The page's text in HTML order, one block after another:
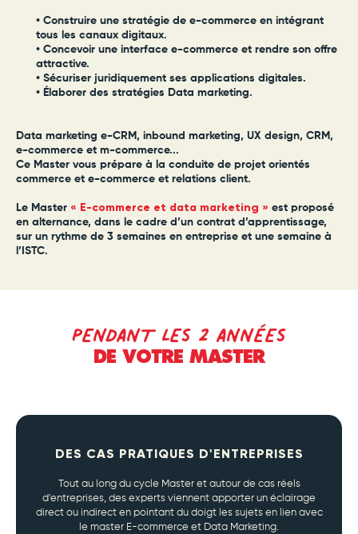
• Construire une stratégie de e-commerce en intégrant
tous les canaux digitaux.
• Concevoir une interface e-commerce et rendre son offre
attractive.
• Sécuriser juridiquement ses applications digitales.
• Élaborer des stratégies Data marketing.
Data marketing e-CRM, inbound marketing, UX design, CRM,
e-commerce et m-commerce...
Ce Master vous prépare à la conduite de projet orientés
commerce et e-commerce et relations client.
Le Master « E-commerce et data marketing » est proposé
en alternance, dans le cadre d’un contrat d’apprentissage,
sur un rythme de 3 semaines en entreprise et une semaine à
l’ISTC.
PENDANT LES 2 ANNÉES
DE VOTRE MASTER
DES CAS PRATIQUES D'ENTREPRISES
Tout au long du cycle Master et autour de cas réels
d'entreprises, des experts viennent apporter un éclairage
direct ou indirect en pointant du doigt les sujets en lien avec
le master E-commerce et Data Marketing.